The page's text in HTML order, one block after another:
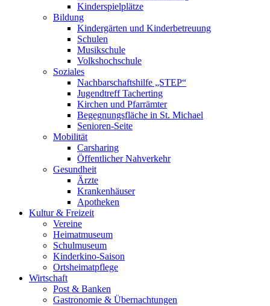
Kinderspielplätze
Bildung
Kindergärten und Kinderbetreuung
Schulen
Musikschule
Volkshochschule
Soziales
Nachbarschaftshilfe „STEP“
Jugendtreff Tacherting
Kirchen und Pfarrämter
Begegnungsfläche in St. Michael
Senioren-Seite
Mobilität
Carsharing
Öffentlicher Nahverkehr
Gesundheit
Ärzte
Krankenhäuser
Apotheken
Kultur & Freizeit
Vereine
Heimatmuseum
Schulmuseum
Kinderkino-Saison
Ortsheimatpflege
Wirtschaft
Post & Banken
Gastronomie & Übernachtungen